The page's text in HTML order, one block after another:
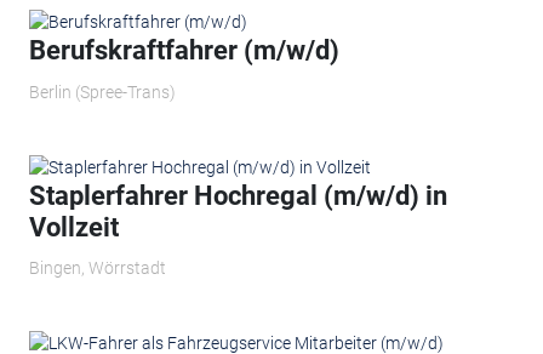
Berufskraftfahrer (m/w/d)
Berlin (Spree-Trans)
Staplerfahrer Hochregal (m/w/d) in
Vollzeit
Bingen, Wörrstadt